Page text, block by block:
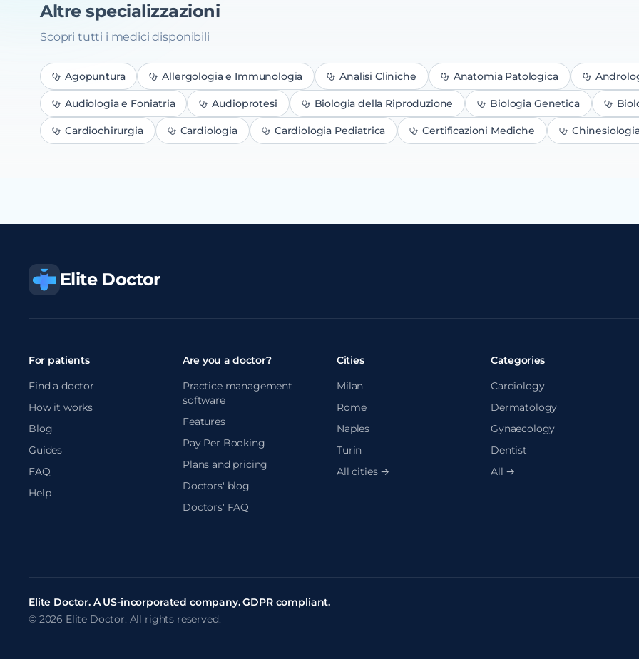
Altre specializzazioni
Scopri tutti i medici disponibili
Agopuntura Allergologia e Immunologia Analisi Cliniche Anatomia Patologica
Audiologia e Foniatria Audioprotesi Biologia della Riproduzione Biologia Genetica
Cardiochirurgia Cardiologia Cardiologia Pediatrica Certificazioni Mediche
Elite Doctor
For patients
Find a doctor
How it works
Blog
Guides
FAQ
Help
Are you a doctor?
Practice management
software
Features
Pay Per Booking
Plans and pricing
Doctors' blog
Doctors' FAQ
Cities
Milan
Rome
Naples
Turin
All cities →
Categories
Cardiology
Dermatology
Gynaecology
Dentist
All →
Elite Doctor. A US-incorporated company. GDPR compliant.
© 2026 Elite Doctor. All rights reserved.